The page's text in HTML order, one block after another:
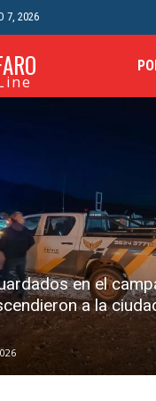
7, 2026
en el
a la